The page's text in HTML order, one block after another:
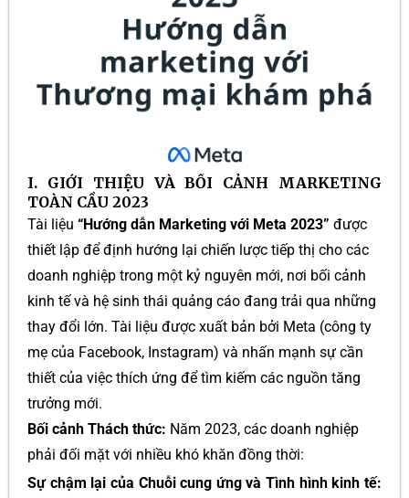
I. GIỚI THIỆU VÀ BỐI CẢNH MARKETING
TOÀN CẦU 2023
Tài liệu “Hướng dẫn Marketing với Meta 2023” được
thiết lập để định hướng lại chiến lược tiếp thị cho các
doanh nghiệp trong một kỷ nguyên mới, nơi bối cảnh
kinh tế và hệ sinh thái quảng cáo đang trải qua những
thay đổi lớn. Tài liệu được xuất bản bởi Meta (công ty
mẹ của Facebook, Instagram) và nhấn mạnh sự cần
thiết của việc thích ứng để tìm kiếm các nguồn tăng
trưởng mới.
Bối cảnh Thách thức: Năm 2023, các doanh nghiệp
phải đối mặt với nhiều khó khăn đồng thời:
Sự chậm lại của Chuỗi cung ứng và Tình hình kinh tế: